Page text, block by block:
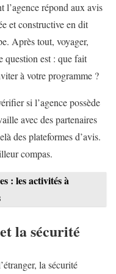
l’agence répond aux avis
et constructive en dit
Après tout, voyager,
question est : que fait
à votre programme ?
si l’agence possède
avec des partenaires
des plateformes d’avis.
compas.
: les activités à
la sécurité
la sécurité